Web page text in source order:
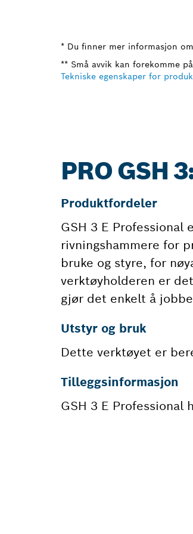
* Du finner mer informasjon
** Små avvik kan forekomme
Tekniske egenskaper for
PRO GSH
Produktfordeler
GSH 3 E
rivningshammere for
bruke og styre, for
verktøyholderen er
gjør det enkelt å
Utstyr og bruk
Dette verktøyet er
Tilleggsinformasjon
GSH 3 E Professional